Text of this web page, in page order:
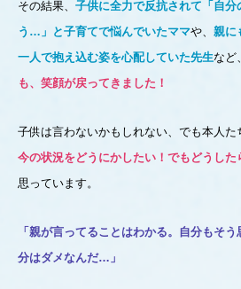
その結果、 子供に全力で反抗されて「自
う…」と子育てで悩んでいたママや、 親に
一人で抱え込む姿を心配していた先生など、
も、笑顔が戻ってきました！
子供は言わないかもしれない、でも本人た
今の状況をどうにかしたい！でもどうした
思っています。
「親が言ってることはわかる。自分もそ
分はダメなんだ…」